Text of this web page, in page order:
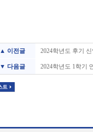
▲ 이전글 2024학년도 후기
▼ 다음글 2024학년도 1학기